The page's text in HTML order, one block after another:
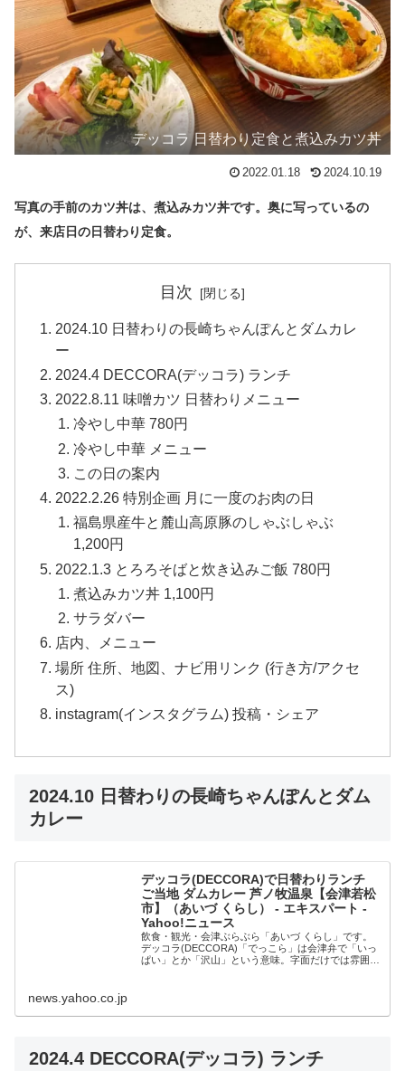
デッコラ 日替わり定食と煮込みカツ丼
2022.01.18 2024.10.19
写真の手前のカツ丼は、煮込みカツ丼です。奥に写っているの
が、来店日の日替わり定食。
目次
2024.10 日替わりの長崎ちゃんぽんとダムカレ
ー
2024.4 DECCORA(デッコラ) ランチ
2022.8.11 味噌カツ 日替わりメニュー
冷やし中華 780円
冷やし中華 メニュー
この日の案内
2022.2.26 特別企画 月に一度のお肉の日
福島県産牛と麓山高原豚のしゃぶしゃぶ
1,200円
2022.1.3 とろろそばと炊き込みご飯 780円
煮込みカツ丼 1,100円
サラダバー
店内、メニュー
場所 住所、地図、ナビ用リンク (行き方/アクセ
ス)
instagram(インスタグラム) 投稿・シェア
2024.10 日替わりの長崎ちゃんぽんとダム
カレー
デッコラ(DECCORA)で日替わりランチ
ご当地 ダムカレー 芦ノ牧温泉【会津若松
市】（あいづ くらし） - エキスパート -
Yahoo!ニュース
飲食・観光・会津ぶらぶら「あいづ くらし」です。
デッコラ(DECCORA)「でっこら」は会津弁で「いっ
ぱい」とか「沢山」という意味。字面だけでは雰囲気
news.yahoo.co.jp
2024.4 DECCORA(デッコラ) ランチ